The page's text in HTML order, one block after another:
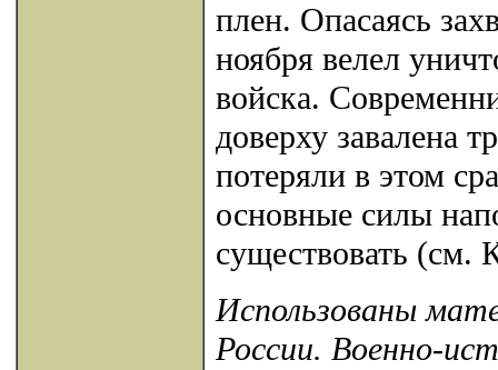
плен. Опасаясь
ноября велел
войска.
доверху завалена
потеряли в этом
основные силы
существовать (см.
Использованы
России. Военно-